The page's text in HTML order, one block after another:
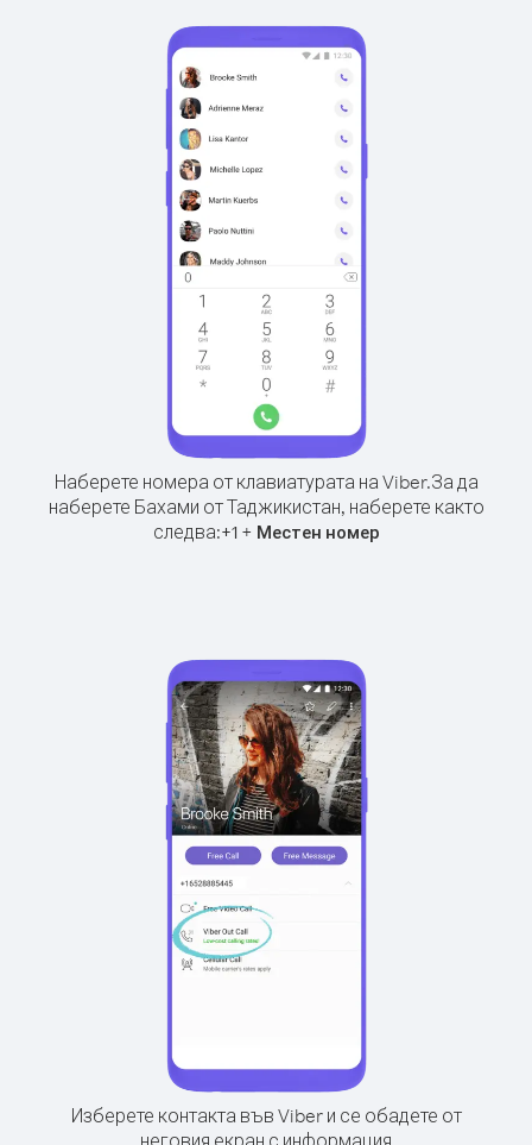
Наберете номера от клавиатурата на Viber.За да
наберете Бахами от Таджикистан, наберете както
следва:+1+ Местен номер
Изберете контакта във Viber и се обадете от
неговия екран с информация